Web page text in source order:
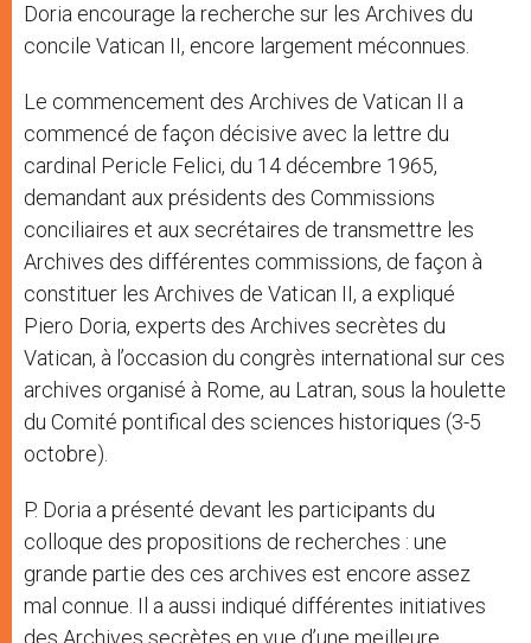
Doria encourage la recherche sur les Archives du
concile Vatican II, encore largement méconnues.
Le commencement des Archives de Vatican II a
commencé de façon décisive avec la lettre du
cardinal Pericle Felici, du 14 décembre 1965,
demandant aux présidents des Commissions
conciliaires et aux secrétaires de transmettre les
Archives des différentes commissions, de façon à
constituer les Archives de Vatican II, a expliqué
Piero Doria, experts des Archives secrètes du
Vatican, à l’occasion du congrès international sur ces
archives organisé à Rome, au Latran, sous la houlette
du Comité pontifical des sciences historiques (3-5
octobre).
P. Doria a présenté devant les participants du
colloque des propositions de recherches : une
grande partie des ces archives est encore assez
mal connue. Il a aussi indiqué différentes initiatives
des Archives secrètes en vue d’une meilleure